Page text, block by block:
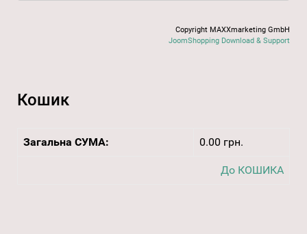
Copyright MAXXmarketing GmbH
JoomShopping Download & Support
Кошик
Загальна СУМА: 0.00 грн.
До КОШИКА